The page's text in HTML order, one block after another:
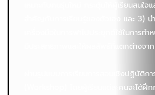
เหมาะกับคนรุ่นใหม่ กระตุ้นให้ผู้เรียนสนใจ
สำคัญกับการเรียนรู้ของตัวเอง และ 3) น
เครื่องมือในการฟาไปประยุกต์ใช้ในการทำ
มีประสิทธิภาพและให้ผลลัพธ์ที่แตกต่างจา
ผ่านรูปแบบการเรียนการสอนเชิงปฏิบัติกา
(Workshop) โดยผู้เรียนแต่ละคนจะได้ฝึ